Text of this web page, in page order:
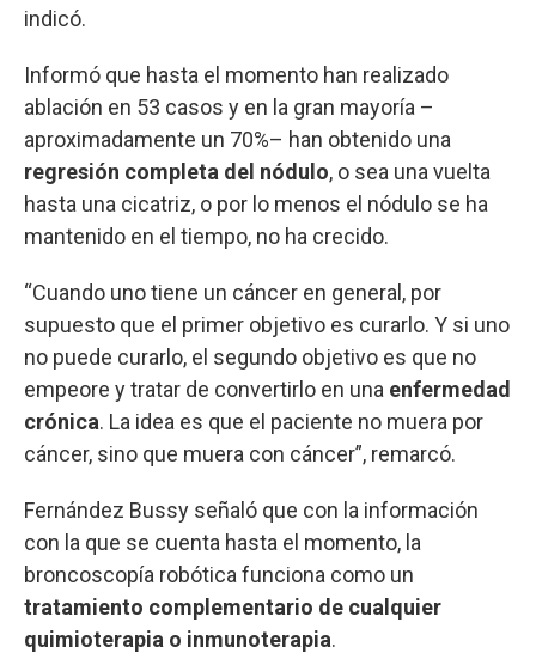
indicó.
Informó que hasta el momento han realizado
ablación en 53 casos y en la gran mayoría –
aproximadamente un 70%– han obtenido una
regresión completa del nódulo, o sea una vuelta
hasta una cicatriz, o por lo menos el nódulo se ha
mantenido en el tiempo, no ha crecido.
“Cuando uno tiene un cáncer en general, por
supuesto que el primer objetivo es curarlo. Y si uno
no puede curarlo, el segundo objetivo es que no
empeore y tratar de convertirlo en una enfermedad
crónica. La idea es que el paciente no muera por
cáncer, sino que muera con cáncer”, remarcó.
Fernández Bussy señaló que con la información
con la que se cuenta hasta el momento, la
broncoscopía robótica funciona como un
tratamiento complementario de cualquier
quimioterapia o inmunoterapia.